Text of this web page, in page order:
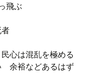
飛ぶ
心は混乱を極める
余裕などあるはず